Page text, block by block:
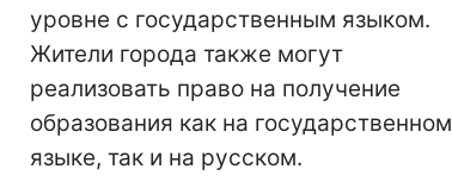
уровне с государственным языком.
Жители города также могут
реализовать право на получение
образования как на государственном
языке, так и на русском.